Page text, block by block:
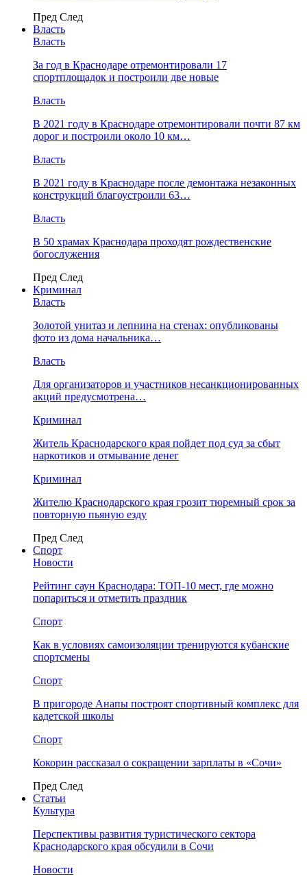
Пред След
Власть
Власть
За год в Краснодаре отремонтировали 17
спортплощадок и построили две новые
Власть
В 2021 году в Краснодаре отремонтировали почти 87 км
дорог и построили около 10 км…
Власть
В 2021 году в Краснодаре после демонтажа незаконных
конструкций благоустроили 63…
Власть
В 50 храмах Краснодара проходят рождественские
богослужения
Пред След
Криминал
Власть
​Золотой унитаз и лепнина на стенах: опубликованы
фото из дома начальника…
Власть
Для организаторов и участников несанкционированных
акций предусмотрена…
Криминал
Житель Краснодарского края пойдет под суд за сбыт
наркотиков и отмывание денег
Криминал
Жителю Краснодарского края грозит тюремный срок за
повторную пьяную езду
Пред След
Спорт
Новости
Рейтинг саун Краснодара: ТОП-10 мест, где можно
попариться и отметить праздник
Спорт
Как в условиях самоизоляции тренируются кубанские
спортсмены
Спорт
В пригороде Анапы построят спортивный комплекс для
кадетской школы
Спорт
Кокорин рассказал о сокращении зарплаты в «Сочи»
Пред След
Статьи
Культура
Перспективы развития туристического сектора
Краснодарского края обсудили в Сочи
Новости